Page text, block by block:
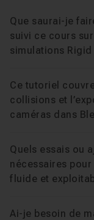
Que saurai-je
suivi ce cours
simulations Rigid
Ce tutoriel
collisions et
caméras dans
Quels essais ou
nécessaires
fluide et
Ai-je besoin de